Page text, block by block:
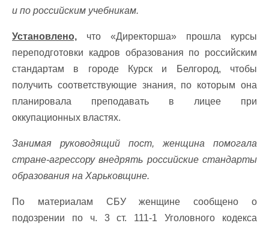
и по российским учебникам.
Установлено, что «Директорша» прошла курсы
переподготовки кадров образования по российским
стандартам в городе Курск и Белгород, чтобы
получить соответствующие знания, по которым она
планировала преподавать в лицее при
оккупационных властях.
Занимая руководящий пост, женщина помогала
стране-агрессору внедрять российские стандарты
образования на Харьковщине.
По материалам СБУ женщине сообщено о
подозрении по ч. 3 ст. 111-1 Уголовного кодекса